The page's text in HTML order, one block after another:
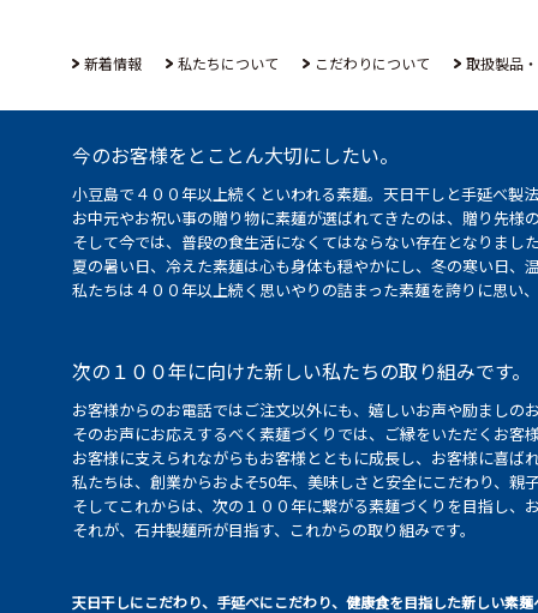
新着情報 私たちについて こだわりについて 取扱製品
今のお客様をとことん大切にしたい。
小豆島で４００年以上続くといわれる素麺。天日干しと手延べ
お中元やお祝い事の贈り物に素麺が選ばれてきたのは、贈り先
そして今では、普段の食生活になくてはならない存在となりまし
夏の暑い日、冷えた素麺は心も身体も穏やかにし、冬の寒い日
私たちは４００年以上続く思いやりの詰まった素麺を誇りに思
次の１００年に向けた新しい私たちの取り組みです。
お客様からのお電話ではご注文以外にも、嬉しいお声や励まし
そのお声にお応えするべく素麺づくりでは、ご縁をいただくお
お客様に支えられながらもお客様とともに成長し、お客様に喜ば
私たちは、創業からおよそ50年、美味しさと安全にこだわり、
そしてこれからは、次の１００年に繋がる素麺づくりを目指し
それが、石井製麺所が目指す、これからの取り組みです。
天日干しにこだわり、手延べにこだわり、健康食を目指した新しい素麺